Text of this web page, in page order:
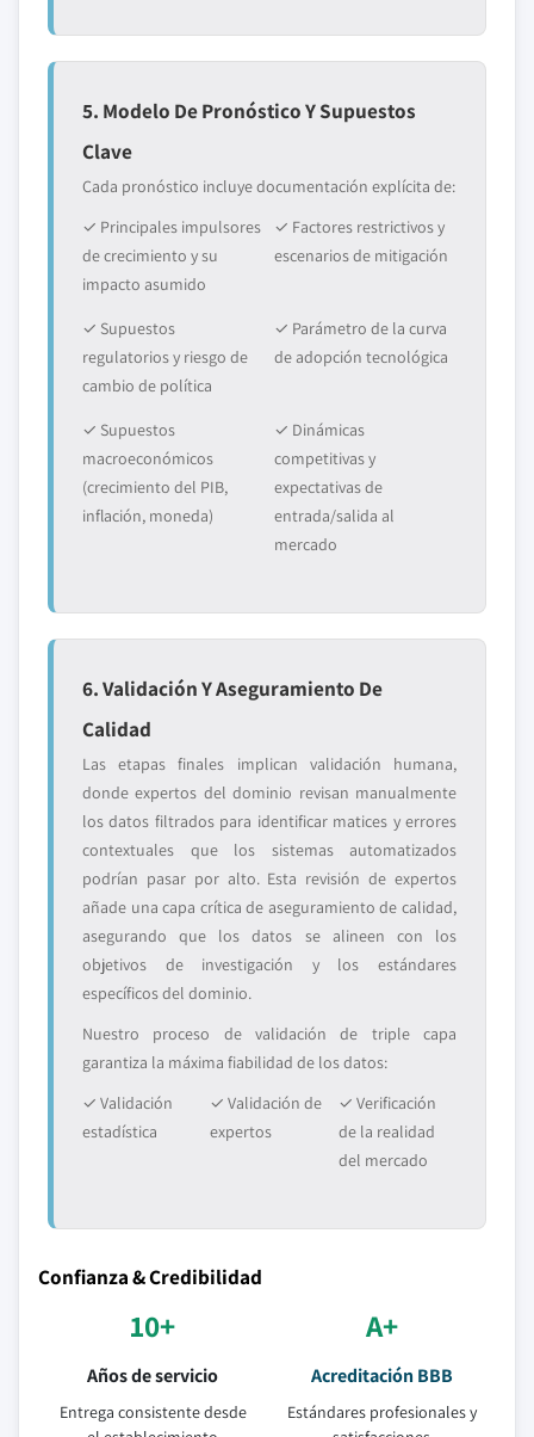
5. Modelo De Pronóstico Y Supuestos
Clave
Cada pronóstico incluye documentación explícita de:
✓ Principales impulsores
de crecimiento y su
impacto asumido
✓ Factores restrictivos y
escenarios de mitigación
✓ Supuestos
regulatorios y riesgo de
cambio de política
✓ Parámetro de la curva
de adopción tecnológica
✓ Supuestos
macroeconómicos
(crecimiento del PIB,
inflación, moneda)
✓ Dinámicas
competitivas y
expectativas de
entrada/salida al
mercado
6. Validación Y Aseguramiento De
Calidad
Las etapas finales implican validación humana,
donde expertos del dominio revisan manualmente
los datos filtrados para identificar matices y errores
contextuales que los sistemas automatizados
podrían pasar por alto. Esta revisión de expertos
añade una capa crítica de aseguramiento de calidad,
asegurando que los datos se alineen con los
objetivos de investigación y los estándares
específicos del dominio.
Nuestro proceso de validación de triple capa
garantiza la máxima fiabilidad de los datos:
✓ Validación
estadística
✓ Validación de
expertos
✓ Verificación
de la realidad
del mercado
Confianza & Credibilidad
10+
Años de servicio
Entrega consistente desde
A+
Acreditación BBB
Estándares profesionales y